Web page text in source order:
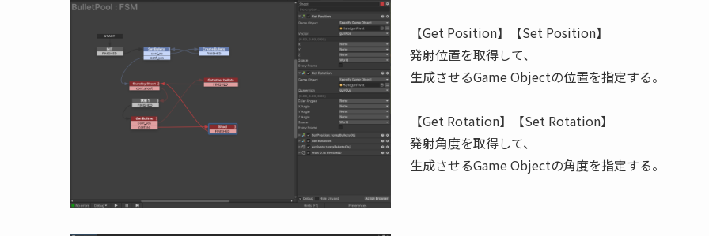
【Get Position】【Set Position】
発射位置を取得して、
生成させるGame Objectの位置を指定する。
【Get Rotation】【Set Rotation】
発射角度を取得して、
生成させるGame Objectの角度を指定する。